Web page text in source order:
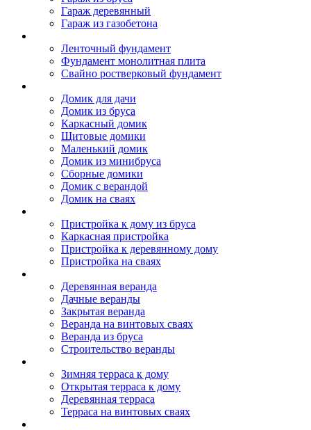
Гараж деревянный
Гараж из газобетона
Ленточный фундамент
Фундамент монолитная плита
Свайно ростверковый фундамент
Домик для дачи
Домик из бруса
Каркасный домик
Щитовые домики
Маленький домик
Домик из минибруса
Сборные домики
Домик с верандой
Домик на сваях
Пристройка к дому из бруса
Каркасная пристройка
Пристройка к деревянному дому
Пристройка на сваях
Деревянная веранда
Дачные веранды
Закрытая веранда
Веранда на винтовых сваях
Веранда из бруса
Строительство веранды
Зимняя терраса к дому
Открытая терраса к дому
Деревянная терраса
Терраса на винтовых сваях